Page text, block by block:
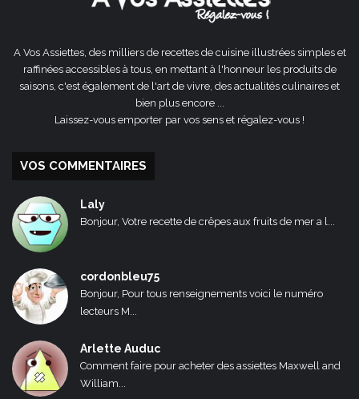
A Vos Assiettes, des milliers de recettes de cuisine illustrées simples et
raffinées accessibles à tous, en mettant à l'honneur les produits de
saisons, c'est également de l'art de vivre, des actualités culinaires et
bien plus encore ...
Laissez-vous emporter par vos sens et régalez-vous !
VOS COMMENTAIRES
Laly
Bonjour, Votre recette de crêpes aux fruits de mer a l...
cordonbleu75
Bonjour, Pour tous renseignements voici le numéro
lecteurs M...
Arlette Auduc
Comment faire pour acheter des assiettes Maxwell and
William...